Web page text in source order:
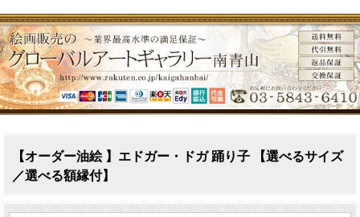
【オーダー油絵 】エドガー・ドガ 踊り子 【選べるサイズ
／選べる額縁付】